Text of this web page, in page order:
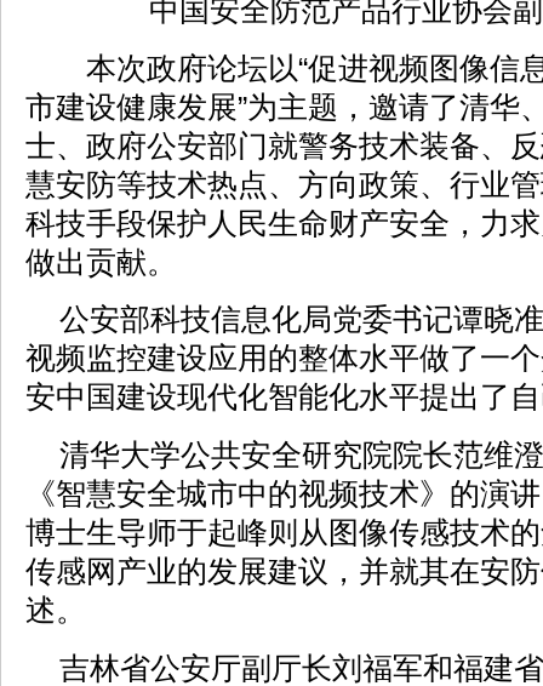
中国安全防范产品行业协会
本次政府论坛以“促进视频图像信
市建设健康发展”为主题，邀请了清华
士、政府公安部门就警务技术装备、
慧安防等技术热点、方向政策、行业
科技手段保护人民生命财产安全，力
做出贡献。
公安部科技信息化局党委书记谭晓
视频监控建设应用的整体水平做了一
安中国建设现代化智能化水平提出了
清华大学公共安全研究院院长范维
《智慧安全城市中的视频技术》的演
博士生导师于起峰则从图像传感技术
传感网产业的发展建议，并就其在安
述。
吉林省公安厅副厅长刘福军和福建